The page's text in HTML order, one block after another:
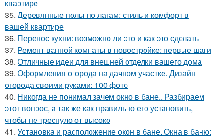
квартире
35. Деревянные полы по лагам: стиль и комфорт в
вашей квартире
36. Перенос кухни: возможно ли это и как это сделать
37. Ремонт ванной комнаты в новостройке: первые шаги
38. Отличные идеи для внешней отделки вашего дома
39. Оформления огорода на дачном участке. Дизайн
огорода своими руками: 100 фото
40. Никогда не понимал зачем окно в бане.. Разбираем
этот вопрос, а так же как правильно его установить,
чтобы не треснуло от высоко
41. Установка и расположение окон в бане. Окна в баню: